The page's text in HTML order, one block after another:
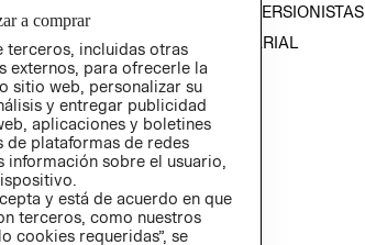
RELACIÓN CON INVERSIONISTAS
POLÍTICA EMPRESARIAL
a comprar
terceros, incluidas otras
externos, para ofrecerle la
sitio web, personalizar su
y entregar publicidad
aplicaciones y boletines
de plataformas de redes
sobre el usuario,
y está de acuerdo en que
terceros, como nuestros
cookies requeridas”, se